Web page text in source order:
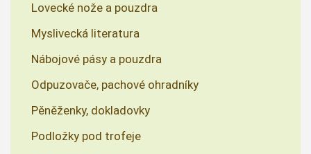
Lovecké nože a pouzdra
Myslivecká literatura
Nábojové pásy a pouzdra
Odpuzovače, pachové ohradníky
Pěněženky, dokladovky
Podložky pod trofeje